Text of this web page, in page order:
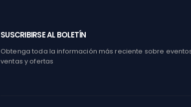
SUSCRIBIRSE AL BOLETÍN
Obtenga toda la información más reciente sobre
ventas y ofertas